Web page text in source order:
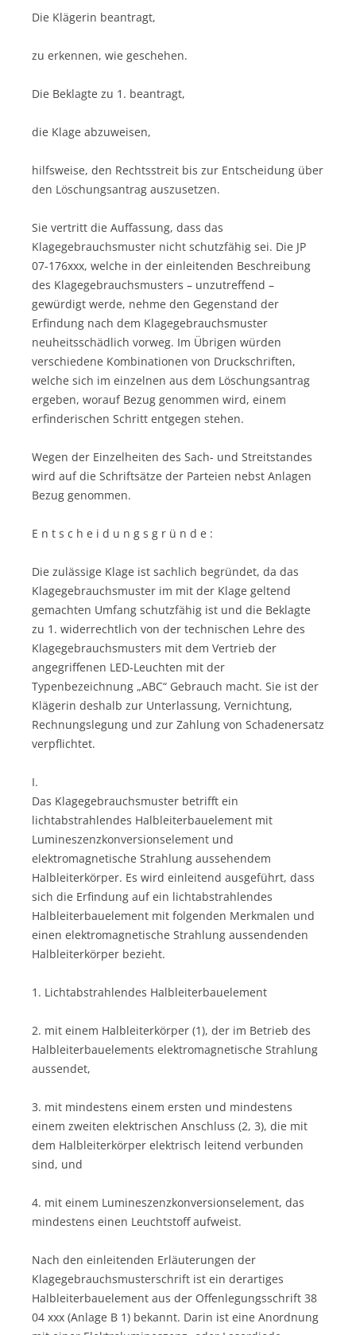
Die Klägerin beantragt,
zu erkennen, wie geschehen.
Die Beklagte zu 1. beantragt,
die Klage abzuweisen,
hilfsweise, den Rechtsstreit bis zur Entscheidung über
den Löschungsantrag auszusetzen.
Sie vertritt die Auffassung, dass das
Klagegebrauchsmuster nicht schutzfähig sei. Die JP
07-176xxx, welche in der einleitenden Beschreibung
des Klagegebrauchsmusters – unzutreffend –
gewürdigt werde, nehme den Gegenstand der
Erfindung nach dem Klagegebrauchsmuster
neuheitsschädlich vorweg. Im Übrigen würden
verschiedene Kombinationen von Druckschriften,
welche sich im einzelnen aus dem Löschungsantrag
ergeben, worauf Bezug genommen wird, einem
erfinderischen Schritt entgegen stehen.
Wegen der Einzelheiten des Sach- und Streitstandes
wird auf die Schriftsätze der Parteien nebst Anlagen
Bezug genommen.
E n t s c h e i d u n g s g r ü n d e :
Die zulässige Klage ist sachlich begründet, da das
Klagegebrauchsmuster im mit der Klage geltend
gemachten Umfang schutzfähig ist und die Beklagte
zu 1. widerrechtlich von der technischen Lehre des
Klagegebrauchsmusters mit dem Vertrieb der
angegriffenen LED-Leuchten mit der
Typenbezeichnung „ABC“ Gebrauch macht. Sie ist der
Klägerin deshalb zur Unterlassung, Vernichtung,
Rechnungslegung und zur Zahlung von Schadenersatz
verpflichtet.
I.
Das Klagegebrauchsmuster betrifft ein
lichtabstrahlendes Halbleiterbauelement mit
Lumineszenzkonversionselement und
elektromagnetische Strahlung aussehendem
Halbleiterkörper. Es wird einleitend ausgeführt, dass
sich die Erfindung auf ein lichtabstrahlendes
Halbleiterbauelement mit folgenden Merkmalen und
einen elektromagnetische Strahlung aussendenden
Halbleiterkörper bezieht.
1. Lichtabstrahlendes Halbleiterbauelement
2. mit einem Halbleiterkörper (1), der im Betrieb des
Halbleiterbauelements elektromagnetische Strahlung
aussendet,
3. mit mindestens einem ersten und mindestens
einem zweiten elektrischen Anschluss (2, 3), die mit
dem Halbleiterkörper elektrisch leitend verbunden
sind, und
4. mit einem Lumineszenzkonversionselement, das
mindestens einen Leuchtstoff aufweist.
Nach den einleitenden Erläuterungen der
Klagegebrauchsmusterschrift ist ein derartiges
Halbleiterbauelement aus der Offenlegungsschrift 38
04 xxx (Anlage B 1) bekannt. Darin ist eine Anordnung